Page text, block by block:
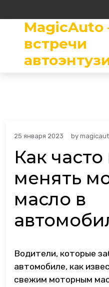
contentвстречи
25 января 2023 by
Как
менять
масло в
Водители, которые
автомобиле, как
свежим моторным